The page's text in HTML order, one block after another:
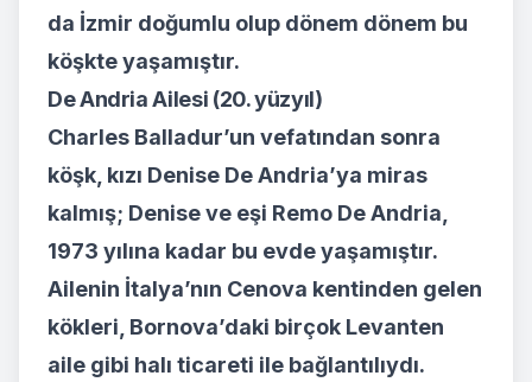
da İzmir doğumlu olup dönem dönem bu
köşkte yaşamıştır.
De Andria Ailesi (20. yüzyıl)
Charles Balladur’un vefatından sonra
köşk, kızı Denise De Andria’ya miras
kalmış; Denise ve eşi Remo De Andria,
1973 yılına kadar bu evde yaşamıştır.
Ailenin İtalya’nın Cenova kentinden gelen
kökleri, Bornova’daki birçok Levanten
aile gibi halı ticareti ile bağlantılıydı.